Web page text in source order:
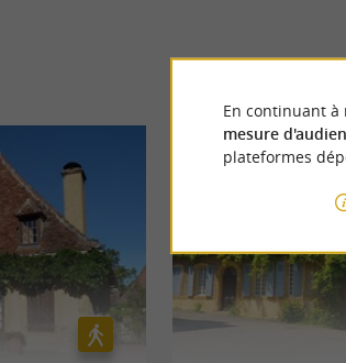
En continuant à
mesure
plateformes